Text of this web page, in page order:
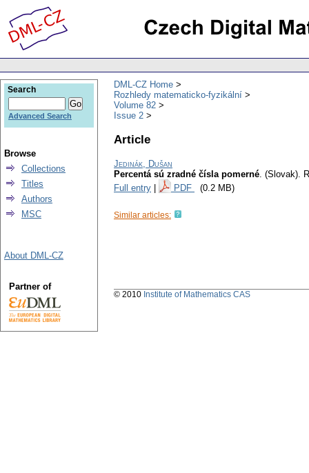
DML-CZ Home
Rozhledy matematicko-fyzikální
Volume 82
Issue 2
Article
Jedinák, Dušan
Percentá sú zradné čísla pomerné. (Slovak).
Full entry
PDF (0.2 MB)
Similar articles:
Search
Advanced Search
Browse
Collections
Titles
Authors
MSC
About DML-CZ
Partner of
© 2010 Institute of Mathematics CAS